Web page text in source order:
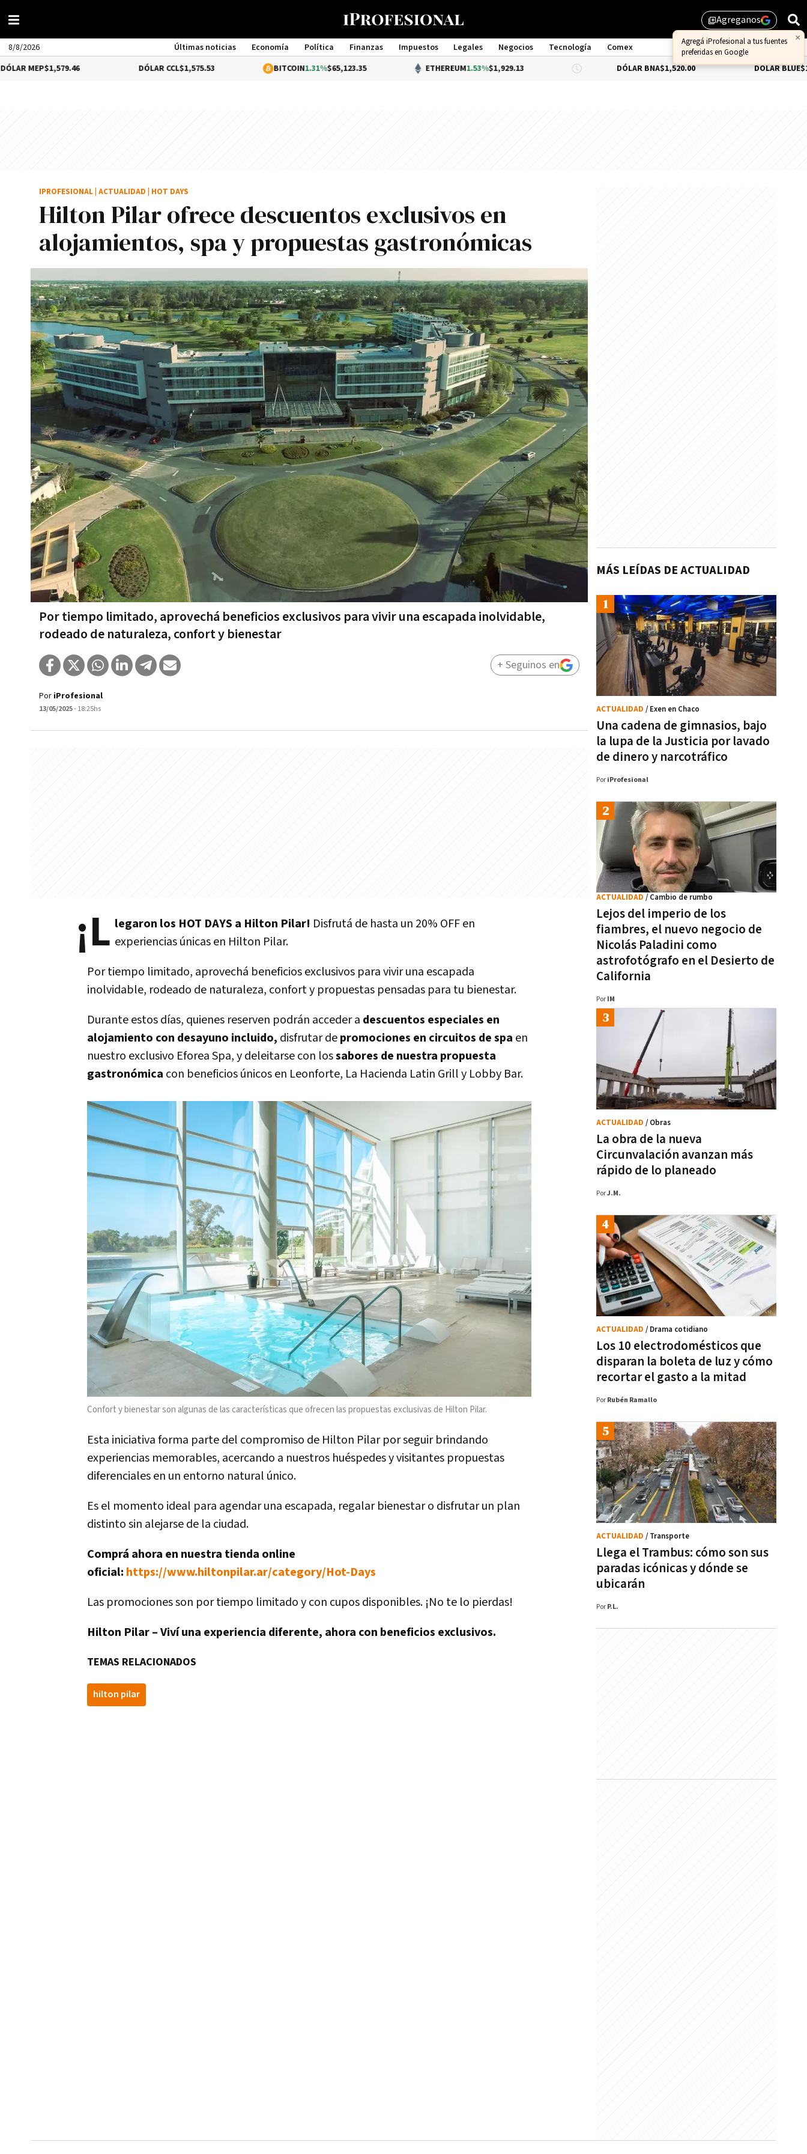
library_addAgreganos
8/8/2026 Últimas noticias Economía Política Finanzas Impuestos Legales Negocios Tecnología
Comex
Management
$1,575.53 1.31%$65,123.35 ETHEREUM1.53%$1,929.13 DÓLAR BNA $1,520.00 DÓLAR BLUE$1,530.00
Hilton Pilar ofrece descuentos exclusivos en
alojamientos, spa y propuestas gastronómicas
Por tiempo limitado, aprovechá beneficios exclusivos para vivir una escapada inolvidable,
rodeado de naturaleza, confort y bienestar
IPROFESIONAL ACTUALIDAD HOT DAYS
Por iProfesional
13/05/2025- 18:25hs
+ Seguinos en
¡L legaron los HOT DAYS a Hilton Pilar! Disfrutá de hasta un 20% OFF en
experiencias únicas en Hilton Pilar.
Por tiempo limitado, aprovechá beneficios exclusivos para vivir una escapada
inolvidable, rodeado de naturaleza, confort y propuestas pensadas para tu bienestar.
Durante estos días, quienes reserven podrán acceder a descuentos especiales en
alojamiento con desayuno incluido, disfrutar depromociones en circuitos de spa en
nuestro exclusivo Eforea Spa, y deleitarse con lossabores de nuestra propuesta
gastronómica con beneficios únicos en Leonforte, La Hacienda Latin Grill y Lobby Bar.
Confort y bienestar son algunas de las características que ofrecen las propuestas exclusivas de Hilton Pilar.
Esta iniciativa forma parte del compromiso de Hilton Pilar por seguir brindando
experiencias memorables, acercando a nuestros huéspedes y visitantes propuestas
diferenciales en un entorno natural único.
Es el momento ideal para agendar una escapada, regalar bienestar o disfrutar un plan
distinto sin alejarse de la ciudad.
Comprá ahora en nuestra tienda online
oficial: https://www.hiltonpilar.ar/category/Hot-Days
Las promociones son por tiempo limitado y con cupos disponibles. ¡No te lo pierdas!
Hilton Pilar – Viví una experiencia diferente, ahora con beneficios exclusivos.
TEMAS RELACIONADOS
hilton pilar
MÁS LEÍDAS DE ACTUALIDAD
Una cadena de gimnasios, bajo
la lupa de la Justicia por lavado
de dinero y narcotráfico
ACTUALIDAD / Exen en Chaco
Por iProfesional
Lejos del imperio de los
fiambres, el nuevo negocio de
Nicolás Paladini como
astrofotógrafo en el Desierto de
California
ACTUALIDAD / Cambio de rumbo
Por IM
La obra de la nueva
Circunvalación avanzan más
rápido de lo planeado
ACTUALIDAD / Obras
PorJ.M.
Los 10 electrodomésticos que
disparan la boleta de luz y cómo
recortar el gasto a la mitad
ACTUALIDAD / Drama cotidiano
Por Rubén Ramallo
Llega el Trambus: cómo son sus
paradas icónicas y dónde se
ubicarán
ACTUALIDAD / Transporte
Por P.L.